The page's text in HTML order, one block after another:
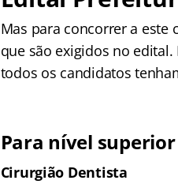
Mas para concorrer a este
que são exigidos no edital.
todos os candidatos
Para nível superior
Cirurgião Dentista